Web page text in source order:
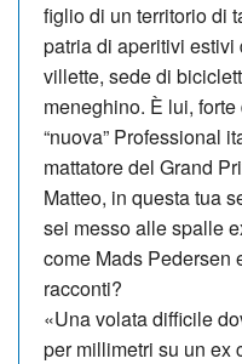
figlio di un territorio di
pa­tria di aperitivi
villette, sede di
meneghino. È lui,
“nuova” Professional
mattatore del Grand
Matteo, in questa tua
sei messo alle spalle
come Mads Pedersen
racconti?
«Una volata difficile
per millimetri su un ex